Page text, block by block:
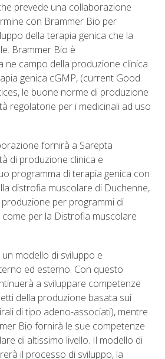
prevede una collaborazione
con Brammer Bio per
della terapia genica che la
Brammer Bio è
ne campo della produzione clinica
genica cGMP, (current Good
le buone norme di produzione
regolatorie per i medicinali ad uso
fornirà a Sarepta
di produzione clinica e
programma di terapia genica con
distrofia muscolare di Duchenne,
per programmi di
per la Distrofia muscolare
modello di sviluppo e
ed esterno. Con questo
a sviluppare competenze
della produzione basata sui
di tipo adeno-associati), mentre
Bio fornirà le sue competenze
di altissimo livello. Il modello di
il processo di sviluppo, la